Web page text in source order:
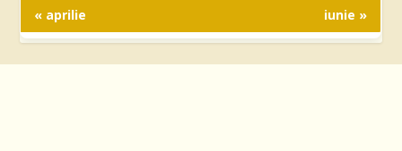
« aprilie iunie »